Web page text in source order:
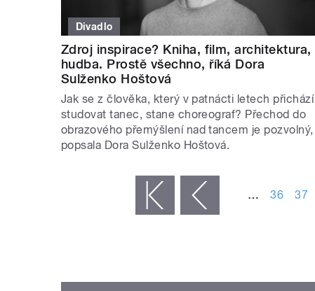
Divadlo
Zdroj inspirace? Kniha, film, architektura,
hudba. Prostě všechno, říká Dora
Sulženko Hoštová
Jak se z člověka, který v patnácti letech přichází
studovat tanec, stane choreograf? Přechod do
obrazového přemýšlení nad tancem je pozvolný,
popsala Dora Sulženko Hoštová.
‹ předchozí … 36 37